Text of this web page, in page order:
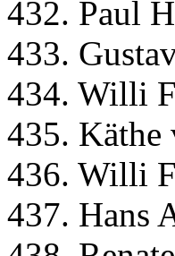
432. Paul
433.
434. Willi
435.
436. Willi
437. Hans